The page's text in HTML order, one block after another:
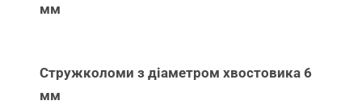
мм
Стружколоми з діаметром хвостовика 6
мм